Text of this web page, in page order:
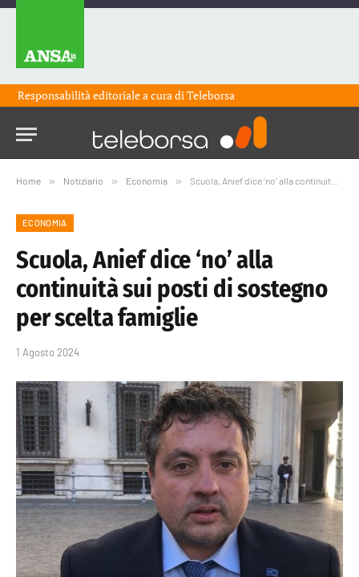
Responsabilità editoriale a cura diTeleborsa
Home » Notiziario » Economia » Scuola, Anief dice ‘no’ alla continuità sui posti di sostegno per scelta famiglie
ECONOMIA
Scuola, Anief dice ‘no’ alla
continuità sui posti di sostegno
per scelta famiglie
1 Agosto 2024